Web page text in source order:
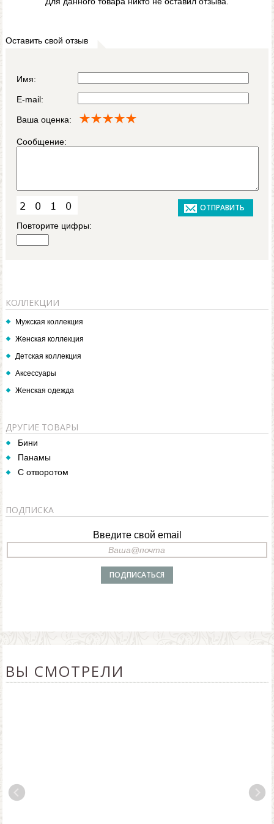
Оставить свой отзыв
Имя:
E-mail:
Ваша оценка:
Сообщение:
Повторите цифры:
КОЛЛЕКЦИИ
Мужская коллекция
Женская коллекция
Детская коллекция
Аксессуары
Женская одежда
ДРУГИЕ ТОВАРЫ
Бини
Панамы
С отворотом
ПОДПИСКА
Введите свой email
ВЫ СМОТРЕЛИ